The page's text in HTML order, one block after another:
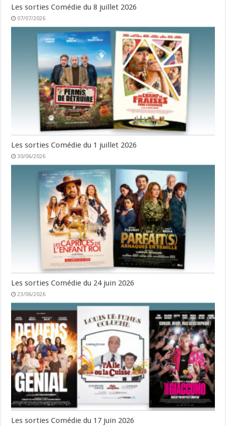
Les sorties Comédie du 8 juillet 2026
07/07/2026
Les sorties Comédie du 1 juillet 2026
30/06/2026
Les sorties Comédie du 24 juin 2026
23/06/2026
Les sorties Comédie du 17 juin 2026